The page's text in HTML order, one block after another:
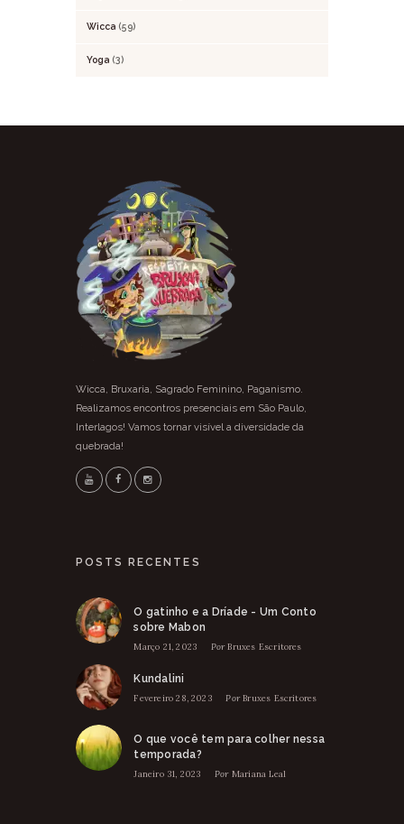
Wicca(59)
Yoga(3)
Wicca, Bruxaria, Sagrado Feminino, Paganismo.
Realizamos encontros presenciais em São Paulo,
Interlagos! Vamos tornar visível a diversidade da
quebrada!
POSTS RECENTES
O gatinho e a Dríade - Um Conto
sobre Mabon
Março 21, 2023 PorBruxes Escritores
Kundalini
Fevereiro 28, 2023 PorBruxes Escritores
O que você tem para colher nessa
temporada?
Janeiro 31, 2023 Por Mariana Leal